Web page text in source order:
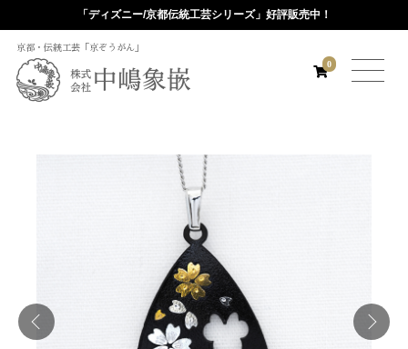
「ディズニー/京都伝統工芸シリーズ」好評販売中！
京都・伝統工芸「京ぞうがん」
0